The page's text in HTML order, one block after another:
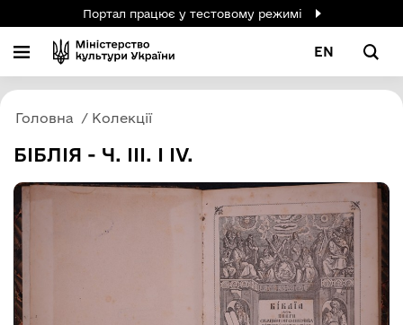
Портал працює у тестовому режимі
EN
Головна Колекції
БІБЛІЯ - Ч. ІІІ. І ІV.